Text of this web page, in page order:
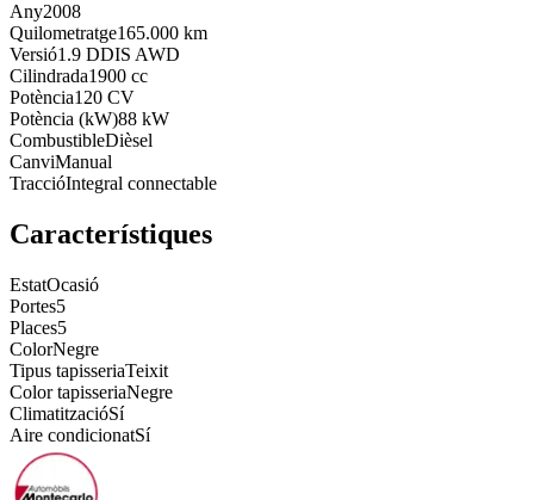
Any2008
Quilometratge165.000 km
Versió1.9 DDIS AWD
Cilindrada1900 cc
Potència120 CV
Potència (kW)88 kW
CombustibleDièsel
CanviManual
TraccióIntegral connectable
Característiques
EstatOcasió
Portes5
Places5
ColorNegre
Tipus tapisseriaTeixit
Color tapisseriaNegre
ClimatitzacióSí
Aire condicionatSí